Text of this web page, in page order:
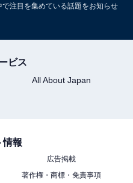
み込み、夜桜のライト
が調和し、美しい景観
しめるから」（20代男
りなす美しい景観を楽
注目を集めている話題をお知らせ
ビス
All About Japan
情報
広告掲載
著作権・商標・免責事項